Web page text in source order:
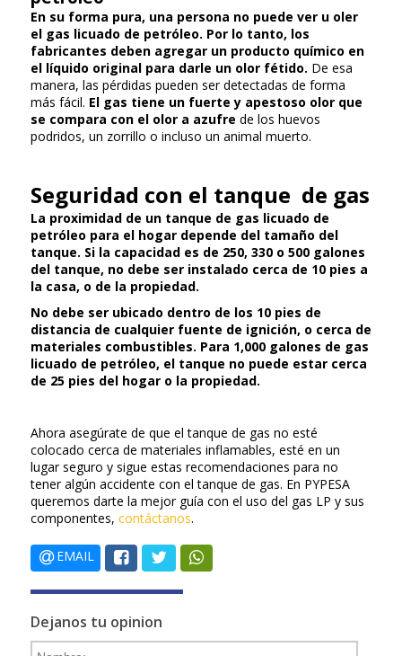
En su forma pura, una persona no puede ver u oler
el gas licuado de petróleo. Por lo tanto, los
fabricantes deben agregar un producto químico en
el líquido original para darle un olor fétido. De esa
manera, las pérdidas pueden ser detectadas de forma
más fácil. El gas tiene un fuerte y apestoso olor que
se compara con el olor a azufre de los huevos
podridos, un zorrillo o incluso un animal muerto.
Seguridad con el tanque de gas
La proximidad de un tanque de gas licuado de
petróleo para el hogar depende del tamaño del
tanque. Si la capacidad es de 250, 330 o 500 galones
del tanque, no debe ser instalado cerca de 10 pies a
la casa, o de la propiedad.
No debe ser ubicado dentro de los 10 pies de
distancia de cualquier fuente de ignición, o cerca de
materiales combustibles. Para 1,000 galones de gas
licuado de petróleo, el tanque no puede estar cerca
de 25 pies del hogar o la propiedad.
Ahora asegúrate de que el tanque de gas no esté
colocado cerca de materiales inflamables, esté en un
lugar seguro y sigue estas recomendaciones para no
tener algún accidente con el tanque de gas. En PYPESA
queremos darte la mejor guía con el uso del gas LP y sus
componentes, contáctanos.
EMAIL
Dejanos tu opinion